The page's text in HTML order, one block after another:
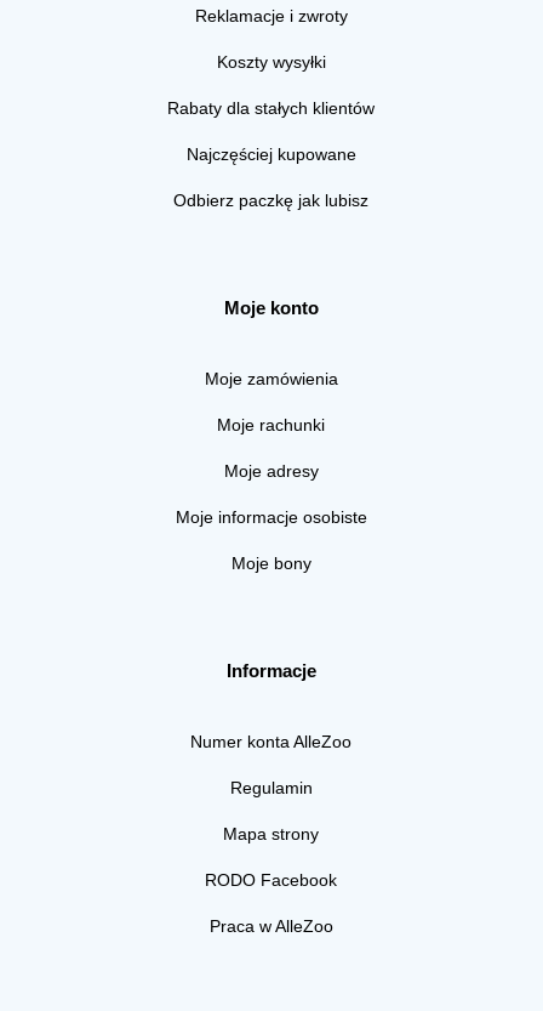
Reklamacje i zwroty
Koszty wysyłki
Rabaty dla stałych klientów
Najczęściej kupowane
Odbierz paczkę jak lubisz
Moje konto
Moje zamówienia
Moje rachunki
Moje adresy
Moje informacje osobiste
Moje bony
Informacje
Numer konta AlleZoo
Regulamin
Mapa strony
RODO Facebook
Praca w AlleZoo